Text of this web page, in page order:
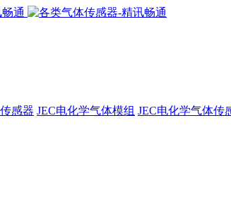
感器 JEC电化学气体模组 JEC电化学气体传